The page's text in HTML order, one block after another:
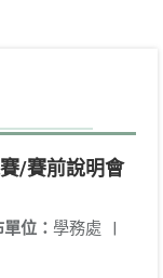
/賽前說明會
位： 學務處 |